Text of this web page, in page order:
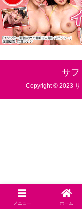
サフ
Copyright © 2023 サ
メニュー ホーム